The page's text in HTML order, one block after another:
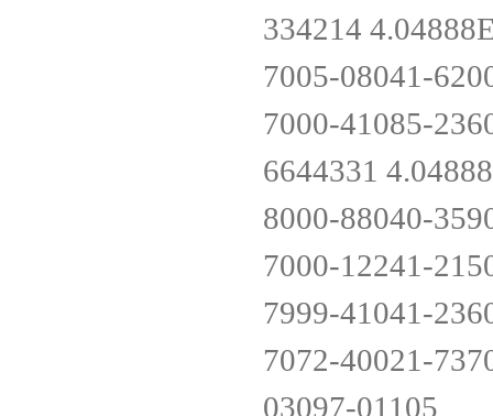
334214
7005-08041-
7000-41085-
6644331
8000-88040-
7000-12241-
7999-41041-
7072-40021-
03097-01105